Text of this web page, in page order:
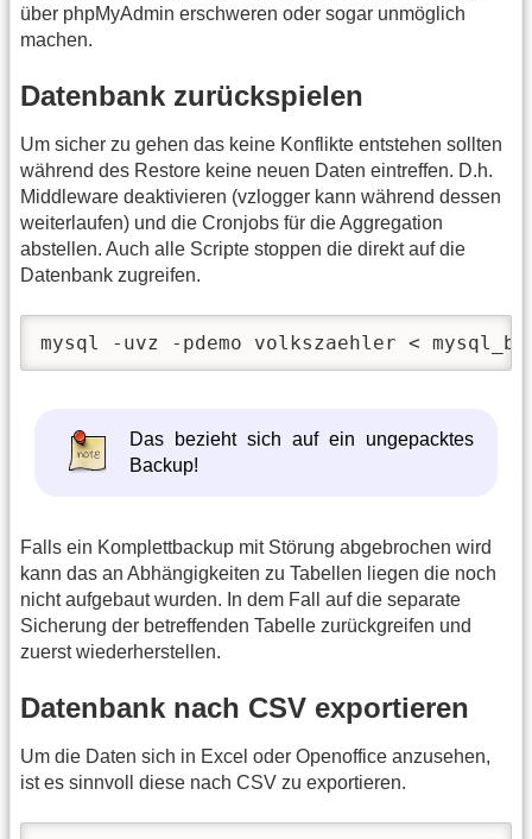
über phpMyAdmin erschweren oder sogar unmöglich
machen.
Datenbank zurückspielen
Um sicher zu gehen das keine Konflikte entstehen sollten
während des Restore keine neuen Daten eintreffen. D.h.
Middleware deaktivieren (vzlogger kann während dessen
weiterlaufen) und die Cronjobs für die Aggregation
abstellen. Auch alle Scripte stoppen die direkt auf die
Datenbank zugreifen.
mysql -uvz -pdemo volkszaehler <
Das bezieht sich auf ein ungepacktes
Backup!
Falls ein Komplettbackup mit Störung abgebrochen wird
kann das an Abhängigkeiten zu Tabellen liegen die noch
nicht aufgebaut wurden. In dem Fall auf die separate
Sicherung der betreffenden Tabelle zurückgreifen und
zuerst wiederherstellen.
Datenbank nach CSV exportieren
Um die Daten sich in Excel oder Openoffice anzusehen,
ist es sinnvoll diese nach CSV zu exportieren.